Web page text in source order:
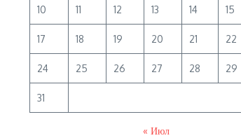
10 11 12 13 14 15
17 18 19 20 21 22
24 25 26 27 28 29
31
« Июл